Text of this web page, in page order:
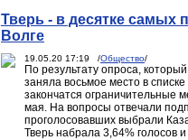
Тверь - в десятке самых
Волге
19.05.20 17:19 /Общество/
По результату опроса,
заняла восьмое место в
закончатся ограничительные
мая. На вопросы отвечали
проголосовавших выбрали
Тверь набрала 3,64% голосов